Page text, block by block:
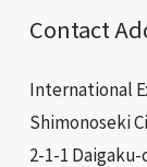
Contact
International
Shimonoseki
2-1-1